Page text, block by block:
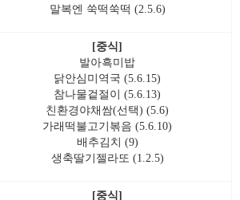
말복엔 쑥떡쑥떡 (2.5.6)
[중식]
발아흑미밥
닭안심미역국 (5.6.15)
참나물겉절이 (5.6.13)
친환경야채쌈(선택) (5.6)
가래떡불고기볶음 (5.6.10)
배추김치 (9)
생축딸기젤라또 (1.2.5)
[중식]